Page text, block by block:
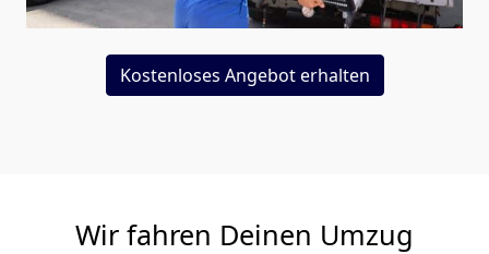
Kostenloses Angebot erhalten
Wir fahren Deinen Umzug